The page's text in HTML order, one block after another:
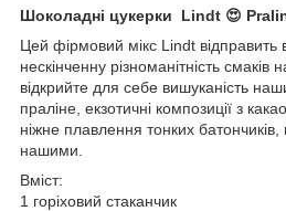
Шоколадні цукерки Lindt 😍
Цей фірмовий мікс Lindt відправить
нескінченну різноманітність смаків
відкрийте для себе вишуканість
праліне, екзотичні композиції з
ніжне плавлення тонких
нашими.
Вміст:
1 горіховий стаканчик